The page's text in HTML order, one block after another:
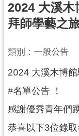
資
訊
展
民
2024 大溪木
拜師學藝之
類別：一般公告
2024 大溪木博
#名單公告 ！
感謝優秀青年們
恭喜以下3位錄